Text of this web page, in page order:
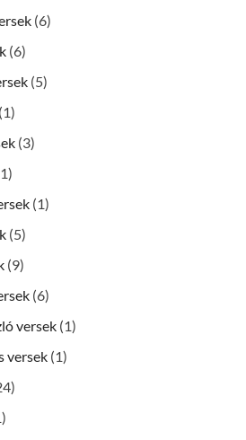
(6)
(6)
(5)
(1)
(3)
(1)
(5)
(9)
(6)
versek (1)
versek (1)